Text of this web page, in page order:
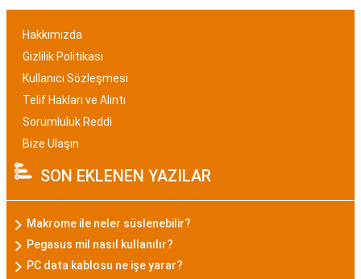
Hakkımızda
Gizlilik Politikası
Kullanıcı Sözleşmesi
Telif Hakları ve Alıntı
Sorumluluk Reddi
Bize Ulaşın
SON EKLENEN YAZILAR
Makrome ile neler süslenebilir?
Pegasus mil nasıl kullanılır?
PC data kablosu ne işe yarar?